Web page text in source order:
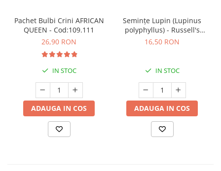
Pachet Bulbi Crini AFRICAN
QUEEN - Cod:109.111
26,90 RON
IN STOC
ADAUGA IN COS
Semințe Lupin (Lupinus
polyphyllus) - Russell's
Hybrids (Mix) - Cod 6540
16,50 RON
IN STOC
ADAUGA IN COS